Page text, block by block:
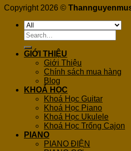
Copyright 2026 ©
Search
for:
GIỚI THIỆU
Giới Thiệu
Chính sách mua hàng
Blog
KHOÁ HỌC
Khoá Học Guitar
Khoá Học Piano
Khoá Học Ukulele
Khoá Học Trống Cajon
PIANO
PIANO ĐIỆN